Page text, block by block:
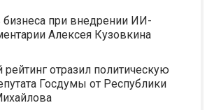
бизнеса при внедрении ИИ-
Алексея Кузовкина
отразил политическую
Госдумы от Республики